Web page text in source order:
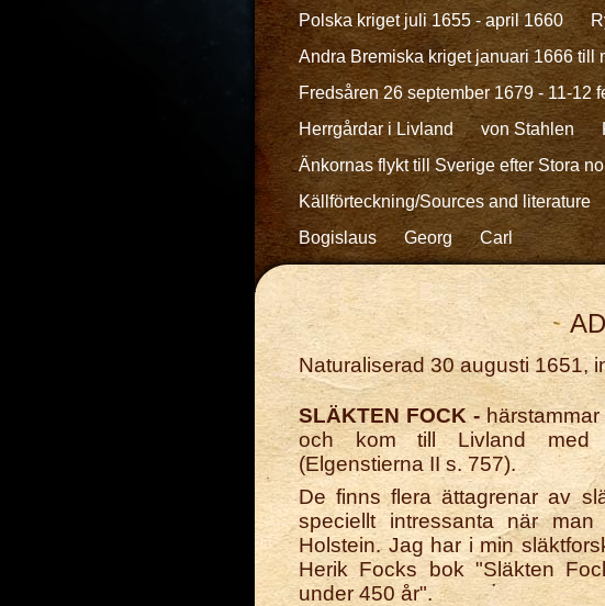
Polska kriget juli 1655 - april 1660
Andra Bremiska kriget januari 1666 till
Fredsåren 26 september 1679 - 11-12
Herrgårdar i Livland
von Stahlen
Änkornas flykt till Sverige efter Stora
Källförteckning/Sources and literature
Bogislaus
Georg Carl
Naturaliserad 30 augusti 1651,
SLÄKTEN FOCK -
och kom till Livland med
(Elgenstierna II s. 757).
De finns flera ättagrenar av
speciellt intressanta när
Holstein. Jag har i min
Herik Focks bok "Släkten
under 450 år".